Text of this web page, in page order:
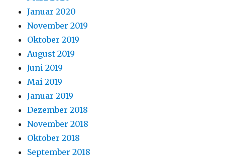
Januar 2020
November 2019
Oktober 2019
August 2019
Juni 2019
Mai 2019
Januar 2019
Dezember 2018
November 2018
Oktober 2018
September 2018